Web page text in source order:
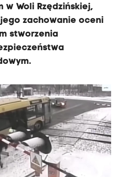
Woli Rzędzińskiej,
zachowanie oceni
stworzenia